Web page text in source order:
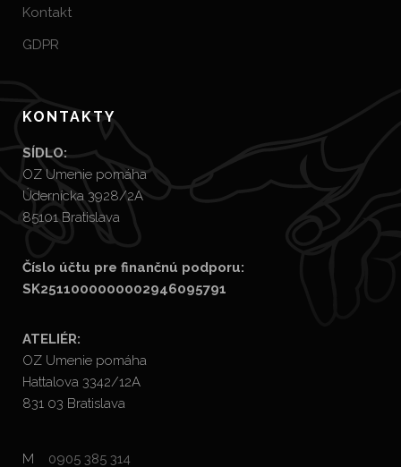
Kontakt
GDPR
KONTAKTY
SÍDLO:
OZ Umenie pomáha
Údernícka 3928/2A
85101 Bratislava
Číslo účtu pre finančnú podporu:
SK2511000000002946095791
ATELIÉR:
OZ Umenie pomáha
Hattalova 3342/12A
831 03 Bratislava
M 0905 385 314